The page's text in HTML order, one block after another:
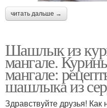
читать дальше →
Шашлык из
мангале.
мангале:
шашлыка из
Здравствуйте друзья! Как